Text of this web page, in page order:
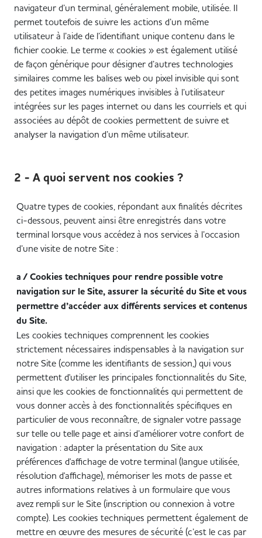
navigateur d’un terminal, généralement mobile, utilisée. Il
permet toutefois de suivre les actions d’un même
utilisateur à l’aide de l’identifiant unique contenu dans le
fichier cookie. Le terme « cookies » est également utilisé
de façon générique pour désigner d’autres technologies
similaires comme les balises web ou pixel invisible qui sont
des petites images numériques invisibles à l’utilisateur
intégrées sur les pages internet ou dans les courriels et qui
associées au dépôt de cookies permettent de suivre et
analyser la navigation d’un même utilisateur.
2 - A quoi servent nos cookies ?
Quatre types de cookies, répondant aux finalités décrites
ci-dessous, peuvent ainsi être enregistrés dans votre
terminal lorsque vous accédez à nos services à l’occasion
d’une visite de notre Site :
a / Cookies techniques pour rendre possible votre
navigation sur le Site, assurer la sécurité du Site et vous
permettre d’accéder aux différents services et contenus
du Site.
Les cookies techniques comprennent les cookies
strictement nécessaires indispensables à la navigation sur
notre Site (comme les identifiants de session,) qui vous
permettent d'utiliser les principales fonctionnalités du Site,
ainsi que les cookies de fonctionnalités qui permettent de
vous donner accès à des fonctionnalités spécifiques en
particulier de vous reconnaître, de signaler votre passage
sur telle ou telle page et ainsi d’améliorer votre confort de
navigation : adapter la présentation du Site aux
préférences d'affichage de votre terminal (langue utilisée,
résolution d'affichage), mémoriser les mots de passe et
autres informations relatives à un formulaire que vous
avez rempli sur le Site (inscription ou connexion à votre
compte). Les cookies techniques permettent également de
mettre en œuvre des mesures de sécurité (c’est le cas par